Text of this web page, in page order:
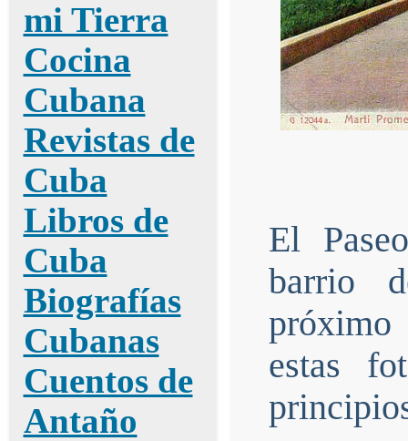
mi Tierra
Cocina
Cubana
Revistas de
Cuba
Libros de
Cuba
Biografías
Cubanas
Cuentos de
Antaño
El
barrio
estas